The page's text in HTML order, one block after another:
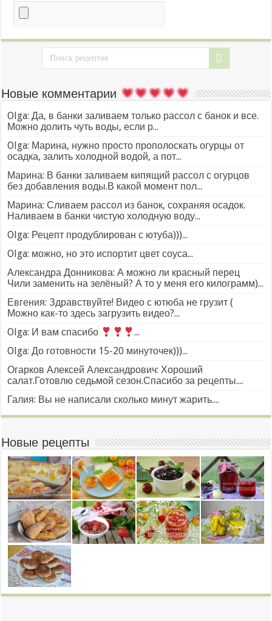
Новые комментарии
Olga: Да, в банки заливаем только рассол с банок и все.
Можно долить чуть воды, если р...
Olga: Марина, нужно просто прополоскать огурцы от
осадка, залить холодной водой, а пот...
Марина: В банки заливаем кипящий рассол с огурцов
без добавления воды.В какой момент пол...
Марина: Сливаем рассол из банок, сохраняя осадок.
Наливаем в банки чистую холодную воду...
Olga: Рецепт продублирован с ютуба)))...
Olga: можно, но это испортит цвет соуса...
Александра Донникова: А можно ли красный перец
Чили заменить на зелёный? А то у меня его килограмм)...
Евгения: Здравствуйте! Видео с ютюба не грузит (
Можно как-то здесь загрузить видео?...
Olga: И вам спасибо
...
Olga: До готовности 15-20 минуточек)))...
Огарков Алексей Александрович: Хороший
салат.Готовлю седьмой сезон.Спасибо за рецепты....
Галия: Вы не написали сколько минут жарить....
Новые рецепты